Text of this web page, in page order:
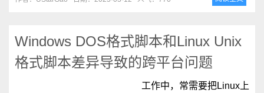
Windows DOS格式脚本和Linux Unix
格式脚本差异导致的跨平台问题
工作中，常需要把Linux上